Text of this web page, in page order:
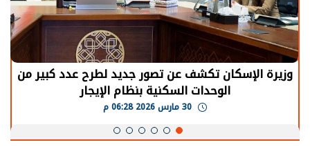
وزيرة الإسكان تكشف عن تصور جديد لطرح عدد كبير من
الوحدات السكنية بنظام الإيجار